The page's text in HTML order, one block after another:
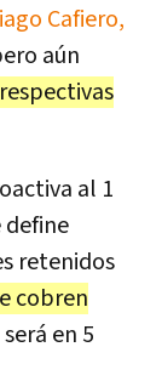
Cafiero,
aún
al 1
define
retenidos
cobren
en 5